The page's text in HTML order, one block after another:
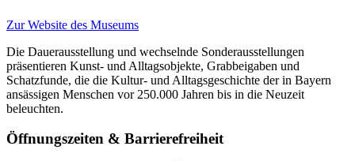
Zur Website des Museums
Die Dauerausstellung und wechselnde Sonderausstellungen
präsentieren Kunst- und Alltagsobjekte, Grabbeigaben und
Schatzfunde, die die Kultur- und Alltagsgeschichte der in Bayern
ansässigen Menschen vor 250.000 Jahren bis in die Neuzeit
beleuchten.
Öffnungszeiten & Barrierefreiheit